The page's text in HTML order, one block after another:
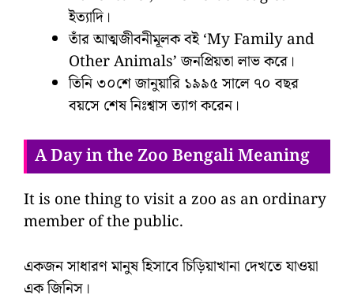
ইত্যাদি।
তাঁর আত্মজীবনীমূলক বই ‘My Family and
Other Animals’ জনপ্রিয়তা লাভ করে।
তিনি ৩০শে জানুয়ারি ১৯৯৫ সালে ৭০ বছর
বয়সে শেষ নিঃশ্বাস ত্যাগ করেন।
A Day in the Zoo Bengali Meaning
It is one thing to visit a zoo as an ordinary
member of the public.
একজন সাধারণ মানুষ হিসাবে চিড়িয়াখানা দেখতে যাওয়া
এক জিনিস।